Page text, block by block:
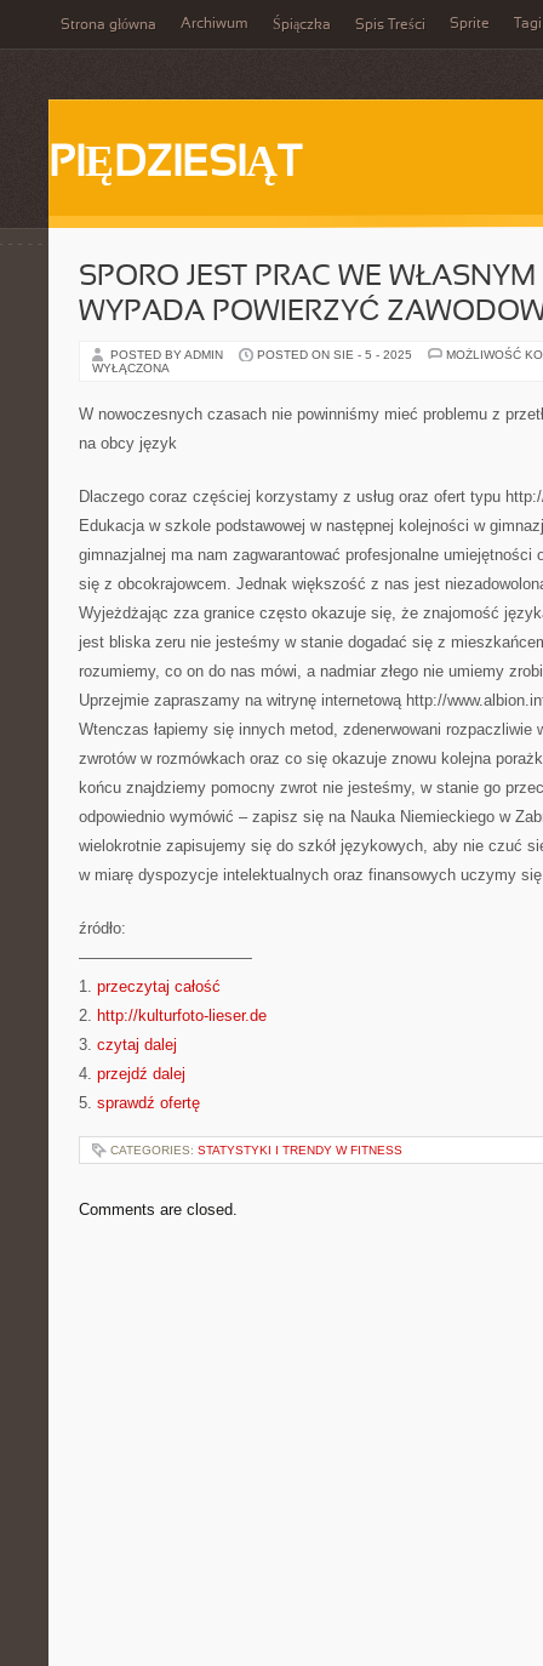
Strona główna Archiwum Śpiączka Spis Treści Sprite Tagi
PIĘDZIESIĄT
SPORO JEST PRAC WE
WYPADA POWIERZYĆ
POSTED BY ADMIN POSTED ON SIE - 5 - 2025
MOŻLIWOŚĆ
WYŁĄCZONA
W nowoczesnych czasach nie powinniśmy mieć problemu z
na obcy język
Dlaczego coraz częściej korzystamy z usług oraz ofert typu
Edukacja w szkole podstawowej w następnej kolejności w
gimnazjalnej ma nam zagwarantować profesjonalne umiejętności
się z obcokrajowcem. Jednak większość z nas jest
Wyjeżdżając zza granice często okazuje się, że znajomość
jest bliska zeru nie jesteśmy w stanie dogadać się z
rozumiemy, co on do nas mówi, a nadmiar złego nie umiemy
Uprzejmie zapraszamy na witrynę internetową http://
Wtenczas łapiemy się innych metod, zdenerwowani rozpaczliwie
zwrotów w rozmówkach oraz co się okazuje znowu kolejna
końcu znajdziemy pomocny zwrot nie jesteśmy, w stanie go
odpowiednio wymówić – zapisz się na Nauka Niemieckiego w
wielokrotnie zapisujemy się do szkół językowych, aby nie czuć
w miarę dyspozycje intelektualnych oraz finansowych uczymy
źródło:
———————————
1. przeczytaj całość
2. http://kulturfoto-lieser.de
3. czytaj dalej
4. przejdź dalej
5. sprawdź ofertę
CATEGORIES: STATYSTYKI I TRENDY W FITNESS
Comments are closed.